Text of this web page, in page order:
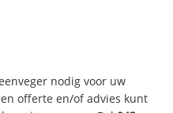
nodig voor uw
offerte en/of advies kunt